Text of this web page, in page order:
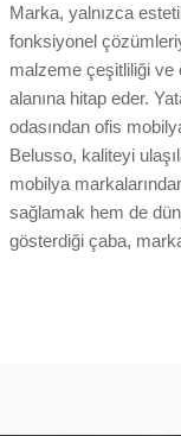
Marka, yalnızca
fonksiyonel
malzeme çeşitliliği ve
alanına hitap eder.
odasından ofis
Belusso, kaliteyi
mobilya
sağlamak hem de
gösterdiği çaba,